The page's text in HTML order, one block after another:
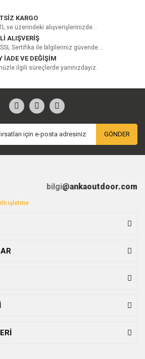
ilk yorumu siz yapın!
Yorum Yaz
KARGO
ve üzerindeki alışverişlerinizde...
ALIŞVERİŞ
Sertifika ile bilgileriniz güvende...
İADE VE DEĞİŞİM
ilgili süreçlerde yanınızdayız.
GÖNDER
bilgi@ankaoutdoor.com